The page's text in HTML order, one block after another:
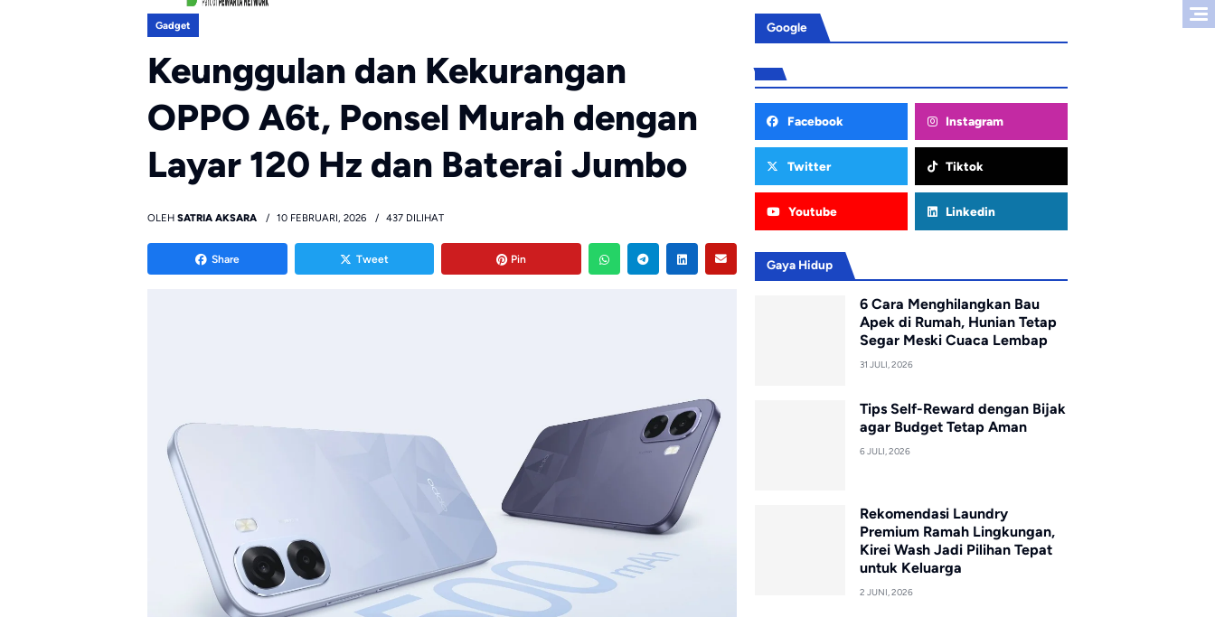
Gadget
Keunggulan dan Kekurangan
OPPO A6t, Ponsel Murah dengan
Layar 120 Hz dan Baterai Jumbo
OLEH SATRIA AKSARA 10 FEBRUARI, 2026 437 DILIHAT
Share Tweet Pin
Google
Facebook Instagram
Twitter Tiktok
Youtube Linkedin
Gaya Hidup
6 Cara Menghilangkan Bau
Apek di Rumah, Hunian Tetap
Segar Meski Cuaca Lembap
31 JULI, 2026
Tips Self-Reward dengan Bijak
agar Budget Tetap Aman
6 JULI, 2026
Rekomendasi Laundry
Premium Ramah Lingkungan,
Kirei Wash Jadi Pilihan Tepat
untuk Keluarga
2 JUNI, 2026